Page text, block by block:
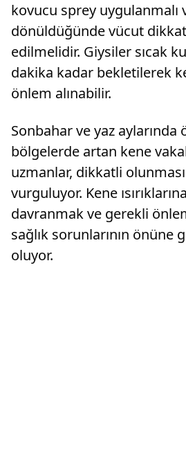
kovucu sprey uygulanmalı
dönüldüğünde vücut
edilmelidir. Giysiler sıcak
dakika kadar bekletilerek
önlem alınabilir.
Sonbahar ve yaz aylarında
bölgelerde artan kene
uzmanlar, dikkatli
vurguluyor. Kene
davranmak ve gerekli
sağlık sorunlarının önüne
oluyor.